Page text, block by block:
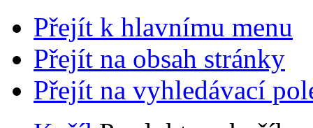
Přejít k hlavnímu menu
Přejít na obsah stránky
Přejít na vyhledávací